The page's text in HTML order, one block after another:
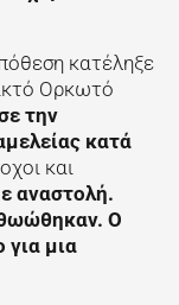
κατέληξε
Ορκωτό
την
κατά
και
αναστολή.
Ο
για μια